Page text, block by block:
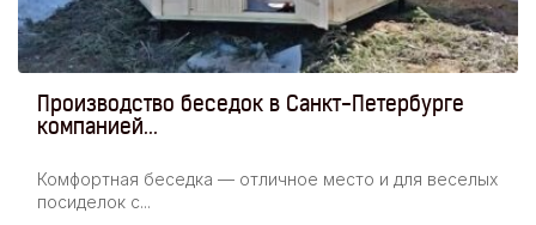
Производство беседок в Санкт-Петербурге
компанией...
Комфортная беседка — отличное место и для веселых
посиделок с...